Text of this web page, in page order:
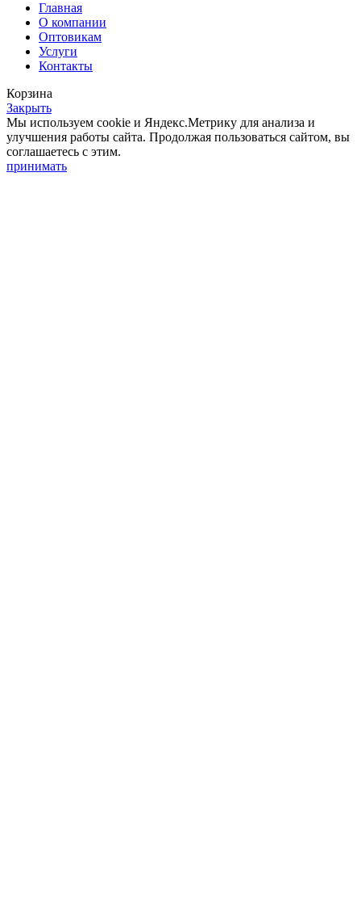
Главная
О компании
Оптовикам
Услуги
Контакты
Корзина
Закрыть
Мы используем cookie и Яндекс.Метрику для анализа и
улучшения работы сайта. Продолжая пользоваться сайтом, вы
соглашаетесь с этим.
принимать